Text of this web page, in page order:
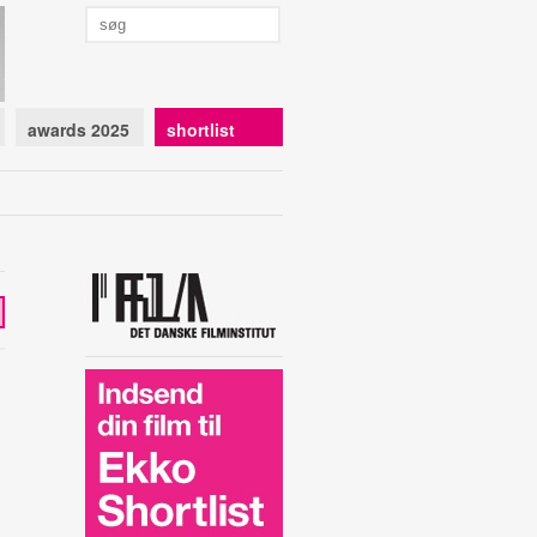
awards 2025 shortlist